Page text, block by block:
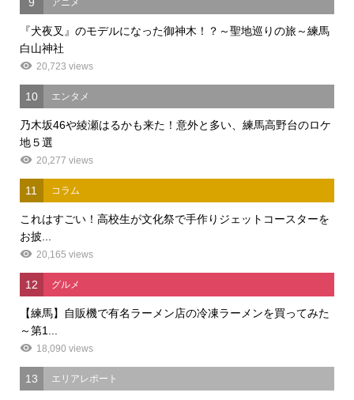
アニメ
『犬夜叉』のモデルになった御神木！？～聖地巡りの旅～練馬
白山神社
20,723 views
10 エンタメ
乃木坂46や綾瀬はるかも来た！意外と多い、練馬高野台のロケ
地５選
20,277 views
11 コラム
これはすごい！高校生が文化祭で手作りジェットコースターを
お披...
20,165 views
12 グルメ
【練馬】自販機で有名ラーメン店の冷凍ラーメンを買ってみた
～第1...
18,090 views
13 エリアレポート